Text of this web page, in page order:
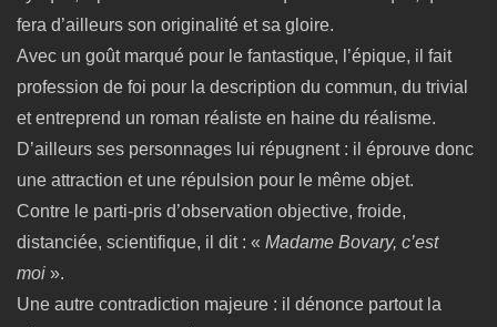
fera d’ailleurs son originalité et sa gloire.
Avec un goût marqué pour le fantastique, l’épique, il fait
profession de foi pour la description du commun, du trivial
et entreprend un roman réaliste en haine du réalisme.
D’ailleurs ses personnages lui répugnent : il éprouve donc
une attraction et une répulsion pour le même objet.
Contre le parti-pris d’observation objective, froide,
distanciée, scientifique, il dit : « Madame Bovary, c’est
moi ».
Une autre contradiction majeure : il dénonce partout la